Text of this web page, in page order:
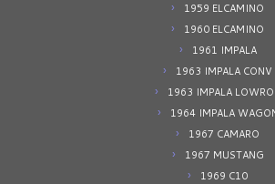
1959 ELCAMINO
1960 ELCAMINO
1961 IMPALA
1963 IMPALA CONV
1963 IMPALA
1964 IMPALA
1967 CAMARO
1967 MUSTANG
1969 C10